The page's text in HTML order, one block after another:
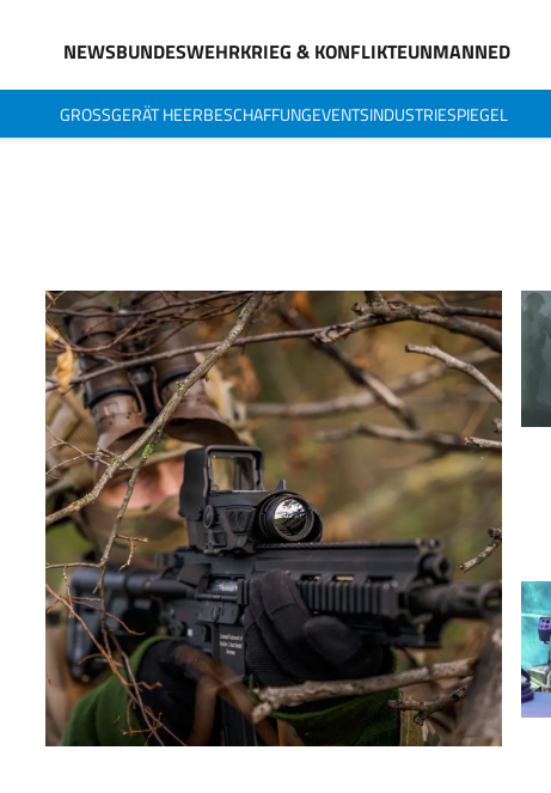
NEWSBUNDESWEHRKRIEG & KONFLIKTEUNMANNED
GROSSGERÄT HEERBESCHAFFUNGEVENTSINDUSTRIESPIEGEL